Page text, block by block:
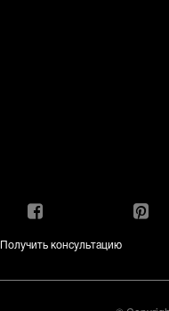
Получить консультацию